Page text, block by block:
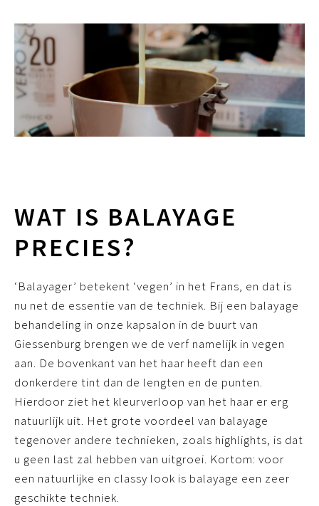
WAT IS BALAYAGE
PRECIES?
‘Balayager’ betekent ‘vegen’ in het Frans, en dat is
nu net de essentie van de techniek. Bij een balayage
behandeling in onze kapsalon in de buurt van
Giessenburg brengen we de verf namelijk in vegen
aan. De bovenkant van het haar heeft dan een
donkerdere tint dan de lengten en de punten.
Hierdoor ziet het kleurverloop van het haar er erg
natuurlijk uit. Het grote voordeel van balayage
tegenover andere technieken, zoals highlights, is dat
u geen last zal hebben van uitgroei. Kortom: voor
een natuurlijke en classy look is balayage een zeer
geschikte techniek.